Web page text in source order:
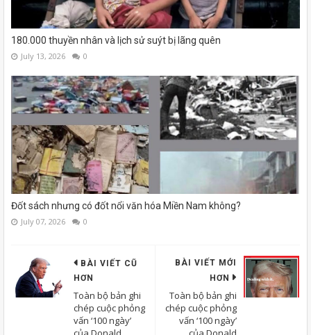
180.000 thuyền nhân và lịch sử suýt bị lãng quên
July 13, 2026 0
Đốt sách nhưng có đốt nổi văn hóa Miền Nam không?
July 07, 2026 0
BÀI VIẾT MỚI
HƠN
Toàn bộ bản ghi
chép cuộc phỏng
vấn ‘100 ngày’
BÀI VIẾT CŨ
HƠN
Toàn bộ bản ghi
chép cuộc phỏng
vấn ‘100 ngày’